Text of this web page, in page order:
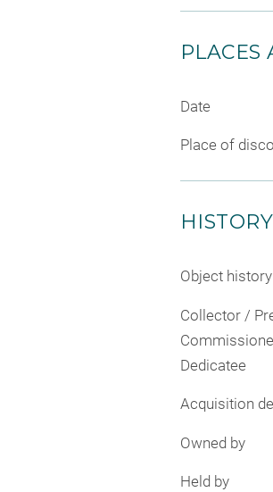
PLACES
Date
Place of
HISTORY
Object history
Collector /
Dedicatee
Acquisition
Owned by
Held by